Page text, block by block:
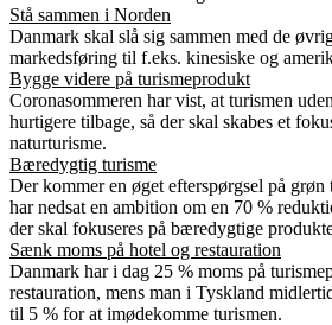
Stå sammen i Norden
Danmark skal slå sig sammen med de
markedsføring til f.eks. kinesiske og
Bygge videre på turismeprodukt
Coronasommeren har vist, at turismen
hurtigere tilbage, så der skal skabes et
naturturisme.
Bæredygtig turisme
Der kommer en øget efterspørgsel på grøn
har nedsat en ambition om en 70 %
der skal fokuseres på bæredygtige
Sænk moms på hotel og restauration
Danmark har i dag 25 % moms på
restauration, mens man i Tyskland
til 5 % for at imødekomme turismen.